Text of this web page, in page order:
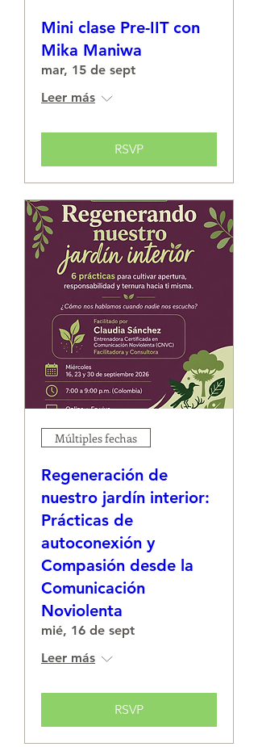
Mini clase Pre-IIT con
Mika Maniwa
mar, 15 de sept
Leer más
RSVP
Múltiples fechas
Regeneración de
nuestro jardín interior:
Prácticas de
autoconexión y
Compasión desde la
Comunicación
Noviolenta
mié, 16 de sept
Leer más
RSVP